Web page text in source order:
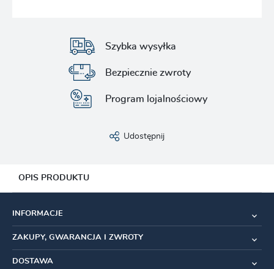
Szybka wysyłka
Bezpiecznie zwroty
Program lojalnościowy
Udostępnij
OPIS PRODUKTU
Piasta - model: 350
System bębenka:
INFORMACJE
ZAKUPY, GWARANCJA I ZWROTY
DOSTAWA